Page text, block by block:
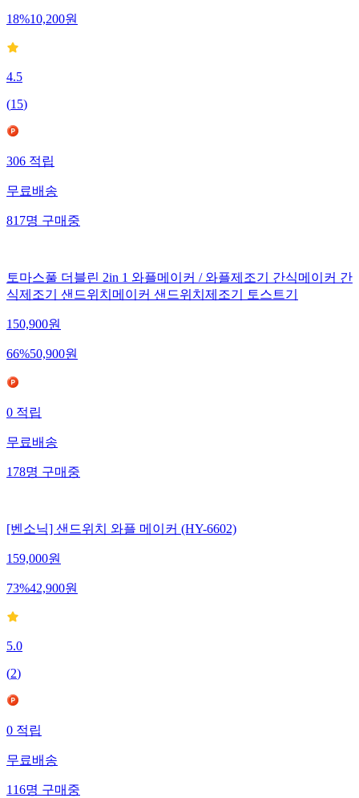
18%10,200원
4.5
(15)
306적립
무료배송
817명구매중
토마스풀 더블린 2in 1 와플메이커 / 와플제조기 간식메이커 간
식제조기 샌드위치메이커 샌드위치제조기 토스트기
150,900원
66%50,900원
0적립
무료배송
178명구매중
[벤소닉] 샌드위치 와플 메이커 (HY-6602)
159,000원
73%42,900원
5.0
(2)
0적립
무료배송
116명구매중